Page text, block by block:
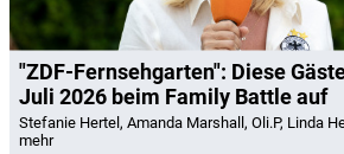
"ZDF-Fernsehgarten": Diese
Juli 2026 beim Family Battle auf
Stefanie Hertel, Amanda Marshall, Oli.P, Linda
mehr